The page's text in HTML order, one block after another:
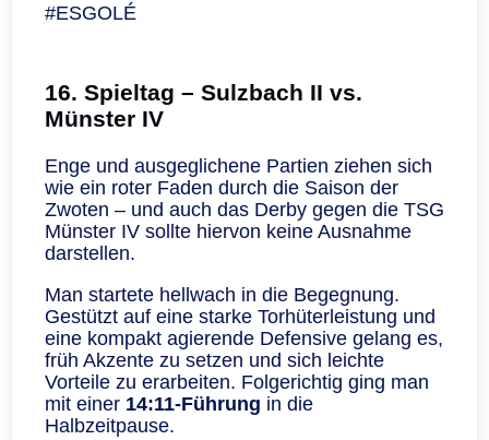
#ESGOLÉ
16. Spieltag – Sulzbach II vs.
Münster IV
Enge und ausgeglichene Partien ziehen sich
wie ein roter Faden durch die Saison der
Zwoten – und auch das Derby gegen die TSG
Münster IV sollte hiervon keine Ausnahme
darstellen.
Man startete hellwach in die Begegnung.
Gestützt auf eine starke Torhüterleistung und
eine kompakt agierende Defensive gelang es,
früh Akzente zu setzen und sich leichte
Vorteile zu erarbeiten. Folgerichtig ging man
mit einer 14:11‑Führung in die
Halbzeitpause.